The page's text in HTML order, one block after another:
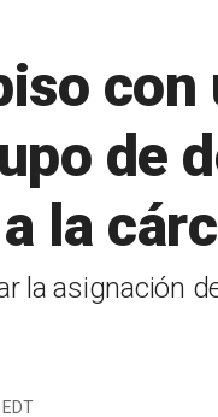
de
la
la asignación